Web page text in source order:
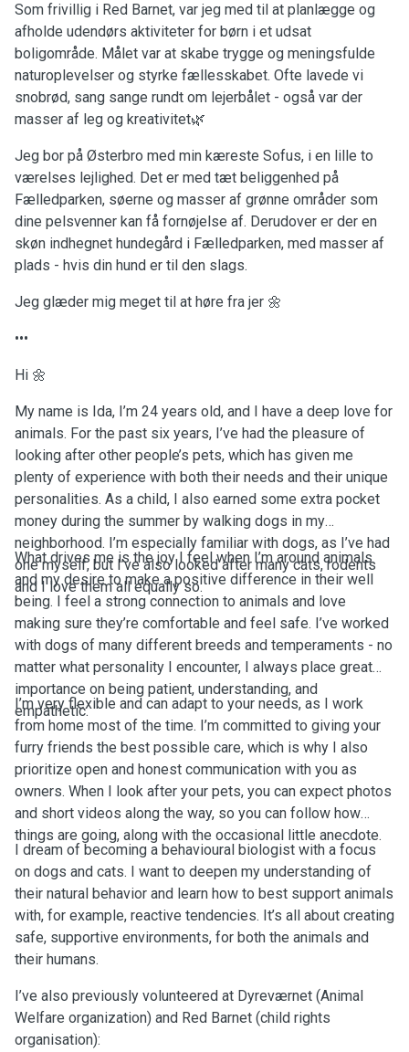
Som frivillig i Red Barnet, var jeg med til at planlægge og
afholde udendørs aktiviteter for børn i et udsat
boligområde. Målet var at skabe trygge og meningsfulde
naturoplevelser og styrke fællesskabet. Ofte lavede vi
snobrød, sang sange rundt om lejerbålet - også var der
masser af leg og kreativitet🌿
Jeg bor på Østerbro med min kæreste Sofus, i en lille to
værelses lejlighed. Det er med tæt beliggenhed på
Fælledparken, søerne og masser af grønne områder som
dine pelsvenner kan få fornøjelse af. Derudover er der en
skøn indhegnet hundegård i Fælledparken, med masser af
plads - hvis din hund er til den slags.
Jeg glæder mig meget til at høre fra jer 🌼
•••
Hi 🌼
My name is Ida, I’m 24 years old, and I have a deep love for
animals. For the past six years, I’ve had the pleasure of
looking after other people’s pets, which has given me
plenty of experience with both their needs and their unique
personalities. As a child, I also earned some extra pocket
money during the summer by walking dogs in my
neighborhood. I’m especially familiar with dogs, as I’ve had
one myself, but I’ve also looked after many cats, rodents
and I love them all equally so.
What drives me is the joy I feel when I’m around animals
and my desire to make a positive difference in their well
being. I feel a strong connection to animals and love
making sure they’re comfortable and feel safe. I’ve worked
with dogs of many different breeds and temperaments - no
matter what personality I encounter, I always place great
importance on being patient, understanding, and
empathetic.
I’m very flexible and can adapt to your needs, as I work
from home most of the time. I’m committed to giving your
furry friends the best possible care, which is why I also
prioritize open and honest communication with you as
owners. When I look after your pets, you can expect photos
and short videos along the way, so you can follow how
things are going, along with the occasional little anecdote.
I dream of becoming a behavioural biologist with a focus
on dogs and cats. I want to deepen my understanding of
their natural behavior and learn how to best support animals
with, for example, reactive tendencies. It’s all about creating
safe, supportive environments, for both the animals and
their humans.
I’ve also previously volunteered at Dyreværnet (Animal
Welfare organization) and Red Barnet (child rights
organisation):